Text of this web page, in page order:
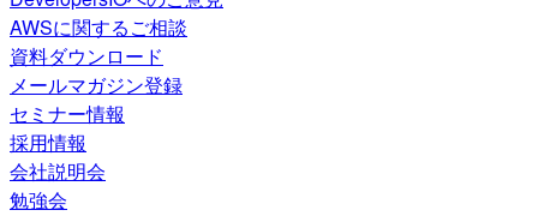
AWSに関するご相談
資料ダウンロード
メールマガジン登録
セミナー情報
採用情報
会社説明会
勉強会